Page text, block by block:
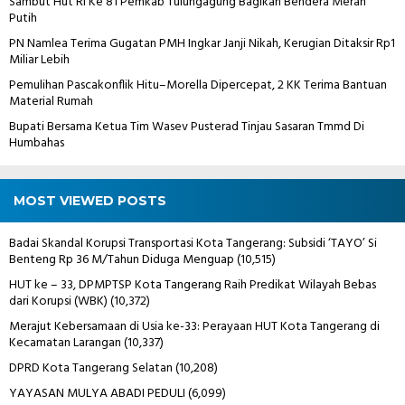
Putih
PN Namlea Terima Gugatan PMH Ingkar Janji Nikah, Kerugian Ditaksir Rp1
Miliar Lebih
Pemulihan Pascakonflik Hitu–Morella Dipercepat, 2 KK Terima Bantuan
Material Rumah
Bupati Bersama Ketua Tim Wasev Pusterad Tinjau Sasaran Tmmd Di
Humbahas
MOST VIEWED POSTS
Badai Skandal Korupsi Transportasi Kota Tangerang: Subsidi ‘TAYO’ Si
Benteng Rp 36 M/Tahun Diduga Menguap(10,515)
HUT ke – 33, DPMPTSP Kota Tangerang Raih Predikat Wilayah Bebas
dari Korupsi (WBK)(10,372)
Merajut Kebersamaan di Usia ke-33: Perayaan HUT Kota Tangerang di
Kecamatan Larangan(10,337)
DPRD Kota Tangerang Selatan(10,208)
YAYASAN MULYA ABADI PEDULI(6,099)